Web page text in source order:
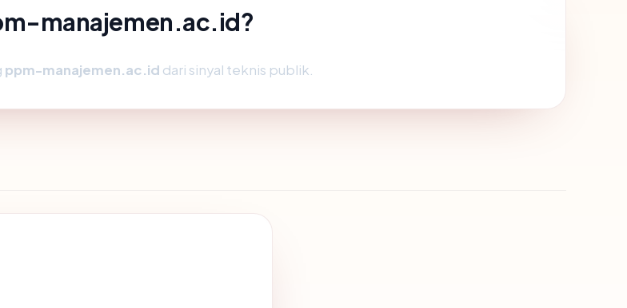
manajemen.ac.id?
ppm-manajemen.ac.id dari sinyal teknis publik.